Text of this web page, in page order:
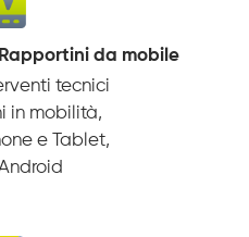
da mobile
tecnici
in mobilità,
e Tablet,